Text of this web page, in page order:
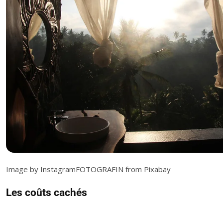
Image by InstagramFOTOGRAFIN from Pixabay
Les coûts cachés